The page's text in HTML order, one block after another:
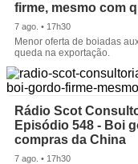
firme, mesmo com
7 ago. • 17h30
Menor oferta de boiadas
queda na exportação.
Rádio Scot
Episódio 548 - Boi
compras da China
7 ago. • 17h30